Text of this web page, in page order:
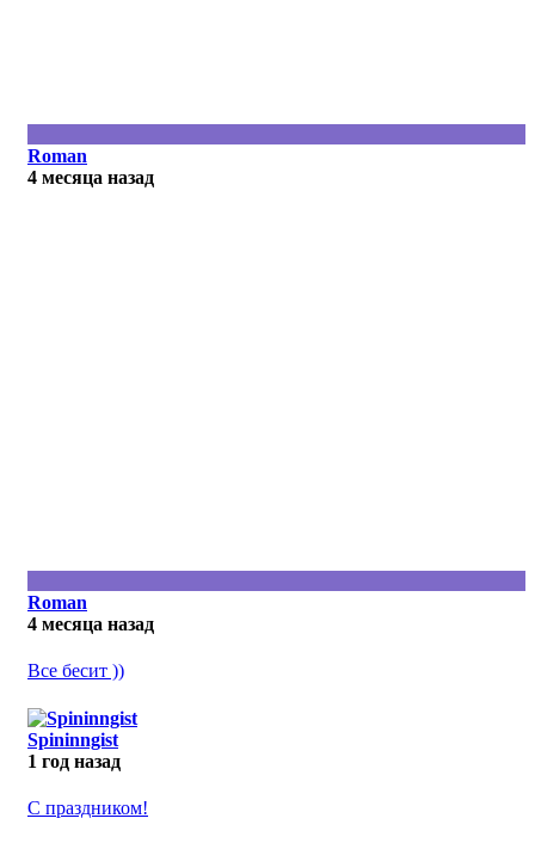
Roman
4 месяца назад
Roman
4 месяца назад
Все бесит ))
Spininngist
1 год назад
С праздником!